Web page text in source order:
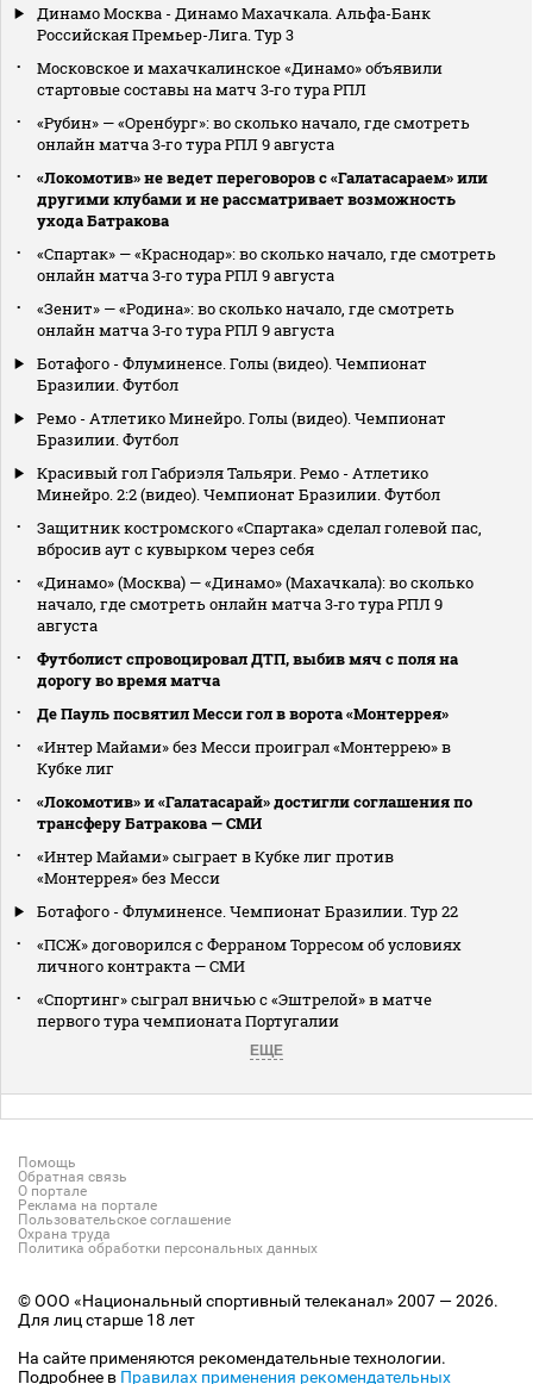
Динамо Москва - Динамо Махачкала. Альфа-Банк
Российская Премьер-Лига. Тур 3
Московское и махачкалинское «Динамо» объявили
стартовые составы на матч 3‑го тура РПЛ
«Рубин» — «Оренбург»: во сколько начало, где смотреть
онлайн матча 3‑го тура РПЛ 9 августа
«Локомотив» не ведет переговоров с «Галатасараем» или
другими клубами и не рассматривает возможность
ухода Батракова
«Спартак» — «Краснодар»: во сколько начало, где смотреть
онлайн матча 3‑го тура РПЛ 9 августа
«Зенит» — «Родина»: во сколько начало, где смотреть
онлайн матча 3‑го тура РПЛ 9 августа
Ботафого - Флуминенсе. Голы (видео). Чемпионат
Бразилии. Футбол
Ремо - Атлетико Минейро. Голы (видео). Чемпионат
Бразилии. Футбол
Красивый гол Габриэля Тальяри. Ремо - Атлетико
Минейро. 2:2 (видео). Чемпионат Бразилии. Футбол
Защитник костромского «Спартака» сделал голевой пас,
вбросив аут с кувырком через себя
«Динамо» (Москва) — «Динамо» (Махачкала): во сколько
начало, где смотреть онлайн матча 3‑го тура РПЛ 9
августа
Футболист спровоцировал ДТП, выбив мяч с поля на
дорогу во время матча
Де Пауль посвятил Месси гол в ворота «Монтеррея»
«Интер Майами» без Месси проиграл «Монтеррею» в
Кубке лиг
«Локомотив» и «Галатасарай» достигли соглашения по
трансферу Батракова — СМИ
«Интер Майами» сыграет в Кубке лиг против
«Монтеррея» без Месси
Ботафого - Флуминенсе. Чемпионат Бразилии. Тур 22
«ПСЖ» договорился с Ферраном Торресом об условиях
личного контракта — СМИ
«Спортинг» сыграл вничью с «Эштрелой» в матче
первого тура чемпионата Португалии
ЕЩЕ
Помощь
Обратная связь
О портале
Реклама на портале
Пользовательское соглашение
Охрана труда
Политика обработки персональных данных
© ООО «Национальный спортивный телеканал» 2007 — 2026.
Для лиц старше 18 лет
На сайте применяются рекомендательные технологии.
Подробнее в Правилах применения рекомендательных